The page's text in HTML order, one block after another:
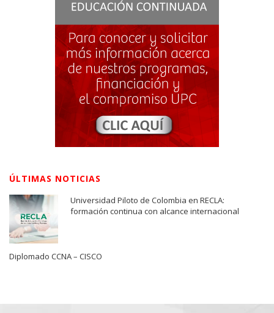
ÚLTIMAS NOTICIAS
Universidad Piloto de Colombia en RECLA:
formación continua con alcance internacional
Diplomado CCNA – CISCO